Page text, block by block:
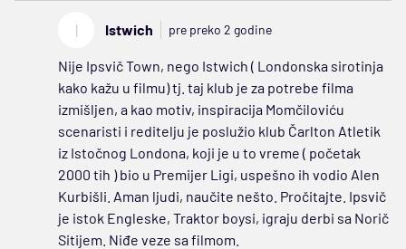
I Istwich pre preko 2 godine
Nije Ipsvič Town, nego Istwich ( Londonska sirotinja
kako kažu u filmu) tj. taj klub je za potrebe filma
izmišljen, a kao motiv, inspiracija Momčiloviću
scenaristi i reditelju je poslužio klub Čarlton Atletik
iz Istočnog Londona, koji je u to vreme ( početak
2000 tih ) bio u Premijer Ligi, uspešno ih vodio Alen
Kurbišli. Aman ljudi, naučite nešto. Pročitajte. Ipsvič
je istok Engleske, Traktor boysi, igraju derbi sa Norič
Sitijem. Niđe veze sa filmom.